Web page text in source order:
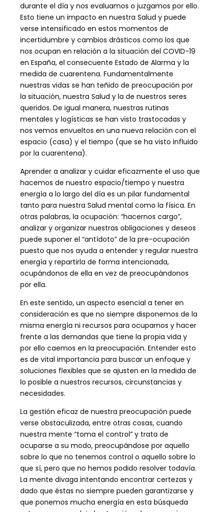
durante el día y nos evaluamos o juzgamos por ello.
Esto tiene un impacto en nuestra Salud y puede
verse intensificado en estos momentos de
incertidumbre y cambios drásticos como los que
nos ocupan en relación a la situación del COVID-19
en España, el consecuente Estado de Alarma y la
medida de cuarentena. Fundamentalmente
nuestras vidas se han teñido de preocupación por
la situación, nuestra Salud y la de nuestros seres
queridos. De igual manera, nuestras rutinas
mentales y logísticas se han visto trastocadas y
nos vemos envueltos en una nueva relación con el
espacio (casa) y el tiempo (que se ha visto influido
por la cuarentena).
Aprender a analizar y cuidar eficazmente el uso que
hacemos de nuestro espacio/tiempo y nuestra
energía a lo largo del día es un pilar fundamental
tanto para nuestra Salud mental como la física. En
otras palabras, la ocupación: “hacernos cargo”,
analizar y organizar nuestras obligaciones y deseos
puede suponer el “antídoto” de la pre-ocupación
puesto que nos ayuda a entender y regular nuestra
energía y repartirla de forma intencionada,
ocupándonos de ella en vez de preocupándonos
por ella.
En este sentido, un aspecto esencial a tener en
consideración es que no siempre disponemos de la
misma energía ni recursos para ocuparnos y hacer
frente a las demandas que tiene la propia vida y
por ello caemos en la preocupación. Entender esto
es de vital importancia para buscar un enfoque y
soluciones flexibles que se ajusten en la medida de
lo posible a nuestros recursos, circunstancias y
necesidades.
La gestión eficaz de nuestra preocupación puede
verse obstaculizada, entre otras cosas, cuando
nuestra mente “toma el control” y trata de
ocuparse a su modo, preocupándose por aquello
sobre lo que no tenemos control o aquello sobre lo
que sí, pero que no hemos podido resolver todavía.
La mente divaga intentando encontrar certezas y
dado que éstas no siempre pueden garantizarse y
que ponemos mucha energía en esta búsqueda